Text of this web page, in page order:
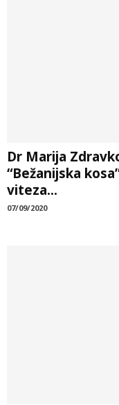
Dr Marija
“Bežanijska
viteza...
07/09/2020